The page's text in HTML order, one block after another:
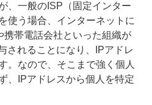
、一般のISP（固定インター
使う場合、インターネットに
帯電話会社といった組織が
されることになり、IPアドレ
。なので、そこまで強く個人
、IPアドレスから個人を特定